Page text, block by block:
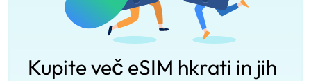
Kupite več eSIM hkrati in jih